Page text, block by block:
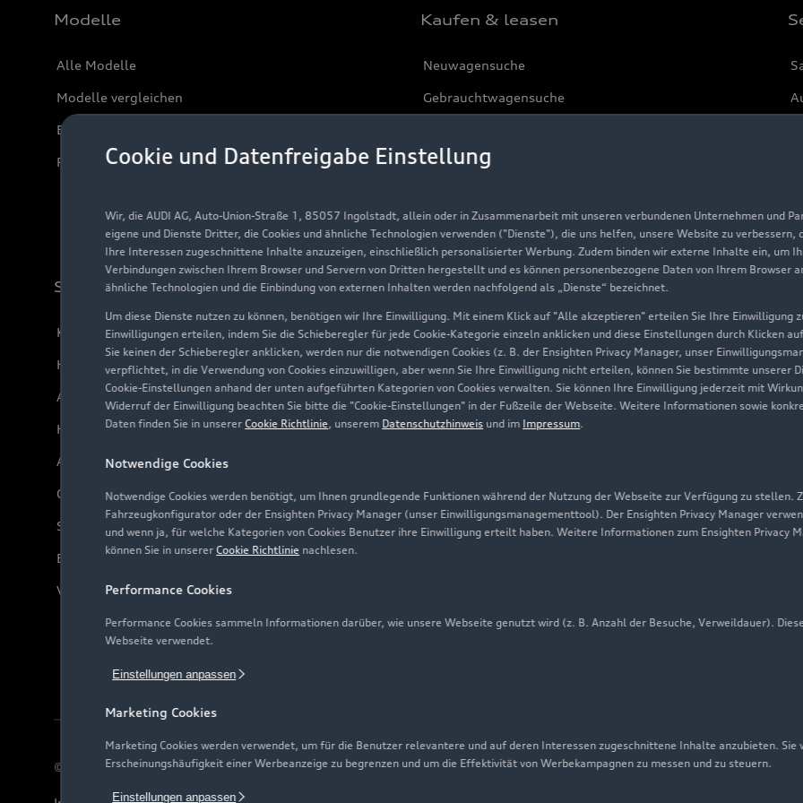
Cookie und Datenfreigabe Einstellung
Wir, die AUDI AG, Auto-Union-Straße 1, 85057 Ingolstadt, allein oder in Zusammenarbeit mit unseren verbundenen Unternehmen und
eigene und Dienste Dritter, die Cookies und ähnliche Technologien verwenden ("Dienste"), die uns helfen, unsere Website zu
Ihre Interessen zugeschnittene Inhalte anzuzeigen, einschließlich personalisierter Werbung. Zudem binden wir externe Inhalte ein, um
Verbindungen zwischen Ihrem Browser und Servern von Dritten hergestellt und es können personenbezogene Daten von Ihrem Browser
ähnliche Technologien und die Einbindung von externen Inhalten werden nachfolgend als „Dienste“ bezeichnet.
Um diese Dienste nutzen zu können, benötigen wir Ihre Einwilligung. Mit einem Klick auf "Alle akzeptieren" erteilen Sie Ihre Einwilligung
Einwilligungen erteilen, indem Sie die Schieberegler für jede Cookie-Kategorie einzeln anklicken und diese Einstellungen durch Klicken
Sie keinen der Schieberegler anklicken, werden nur die notwendigen Cookies (z. B. der Ensighten Privacy Manager, unser
verpflichtet, in die Verwendung von Cookies einzuwilligen, aber wenn Sie Ihre Einwilligung nicht erteilen, können Sie bestimmte unserer
Cookie-Einstellungen anhand der unten aufgeführten Kategorien von Cookies verwalten. Sie können Ihre Einwilligung jederzeit mit
Widerruf der Einwilligung beachten Sie bitte die "Cookie-Einstellungen" in der Fußzeile der Webseite. Weitere Informationen sowie
Daten finden Sie in unsererCookie Richtlinie, unserem Datenschutzhinweis und im Impressum.
Notwendige Cookies
Notwendige Cookies werden benötigt, um Ihnen grundlegende Funktionen während der Nutzung der Webseite zur Verfügung zu stellen.
Fahrzeugkonfigurator oder der Ensighten Privacy Manager (unser Einwilligungsmanagementtool). Der Ensighten Privacy Manager
und wenn ja, für welche Kategorien von Cookies Benutzer ihre Einwilligung erteilt haben. Weitere Informationen zum Ensighten Privacy
können Sie in unsererCookie Richtlinie nachlesen.
Performance Cookies
Performance Cookies sammeln Informationen darüber, wie unsere Webseite genutzt wird (z. B. Anzahl der Besuche, Verweildauer).
Webseite verwendet.
Einstellungen anpassen
Marketing Cookies
Marketing Cookies werden verwendet, um für die Benutzer relevantere und auf deren Interessen zugeschnittene Inhalte anzubieten. Sie
Erscheinungshäufigkeit einer Werbeanzeige zu begrenzen und um die Effektivität von Werbekampagnen zu messen und zu steuern.
Einstellungen anpassen
Modelle
Alle Modelle
Modelle vergleichen
Elektromodelle
Plug-in-Hybride
Kaufen & leasen
Neuwagensuche
Gebrauchtwagensuche
Finanzierung
Geschäftskunden
Support
Kundenservice
Händlersuche
Audi Code
Häufige Fragen (FAQ)
Audi Online Beratung
Online-Terminvereinbarung
Servicekontakt
Bordbuch & Bedienungsanleitungen
Verträge kündigen
Über Audi
Unternehmen
Karriere
Investor Relations
Presse & Media Center
Audi erleben
Newsletter
© 2026 AUDI AG. Alle Rechte vorbehalten